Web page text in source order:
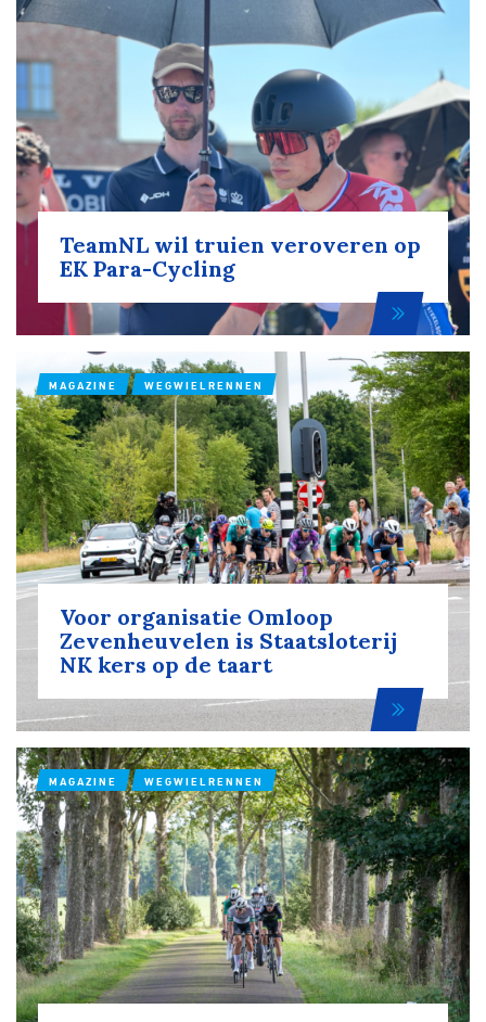
TeamNL wil truien veroveren op
EK Para-Cycling
MAGAZINE WEGWIELRENNEN
Voor organisatie Omloop
Zevenheuvelen is Staatsloterij
NK kers op de taart
MAGAZINE WEGWIELRENNEN